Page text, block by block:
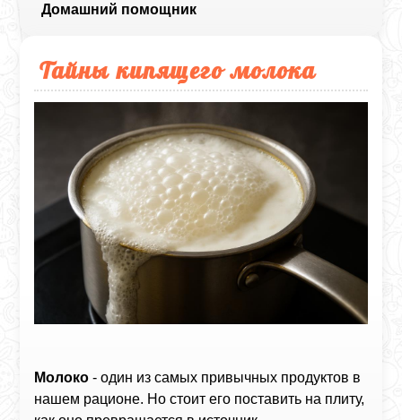
Домашний помощник
Тайны кипящего молока
Молоко - один из самых привычных продуктов в
нашем рационе. Но стоит его поставить на плиту,